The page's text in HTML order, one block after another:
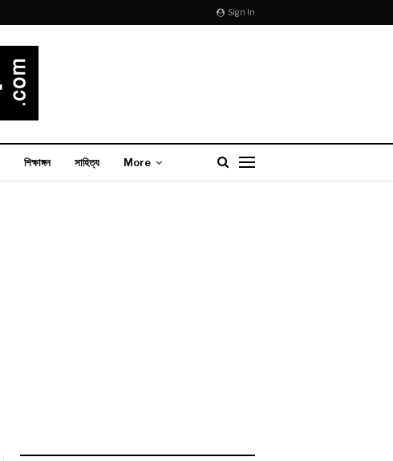
Sign In
শিক্ষাঙ্গন সাহিত্য More